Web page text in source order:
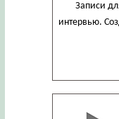
Записи
интервью.